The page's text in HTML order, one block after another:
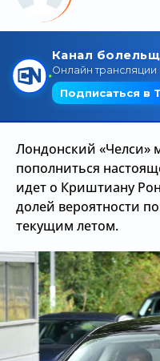
Лондонский «Челси»
пополниться
идет о Криштиану
долей вероятности
текущим летом.
Состав команды
Поиск по сайту
Трансляции
О сайте
Контакты